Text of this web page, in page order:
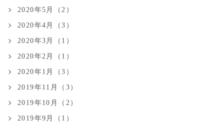
2020年5月（2）
2020年4月（3）
2020年3月（1）
2020年2月（1）
2020年1月（3）
2019年11月（3）
2019年10月（2）
2019年9月（1）